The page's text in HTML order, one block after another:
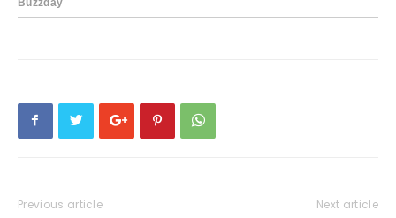
Previous article Next article